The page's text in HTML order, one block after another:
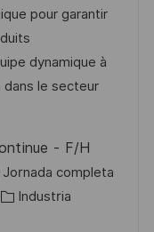
pour garantir
dynamique à
dans le secteur
- F/H
Jornada completa
C Industria